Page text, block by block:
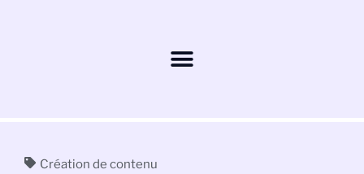
Création de contenu